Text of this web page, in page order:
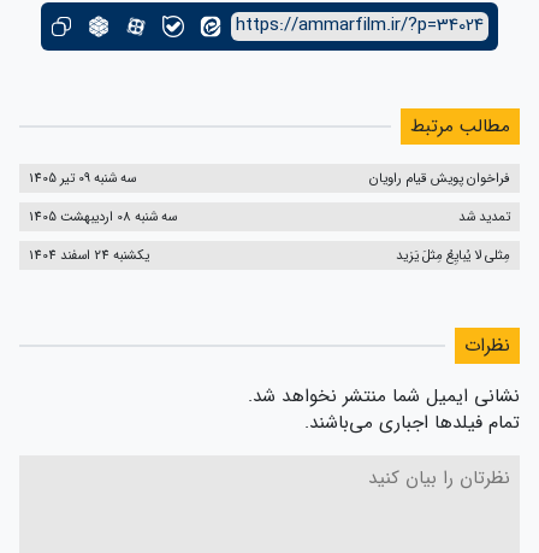
https://ammarfilm.ir/?p=34024
مطالب مرتبط
فراخوان پویش قیام راویان
سه شنبه 09 تیر 1405
تمدید شد
سه شنبه 08 اردیبهشت 1405
مِثلی لا یُبایِعُ مِثلَ یَزید
یکشنبه 24 اسفند 1404
نظرات
نشانی ایمیل شما منتشر نخواهد شد.
تمام فیلدها اجباری می‌باشند.